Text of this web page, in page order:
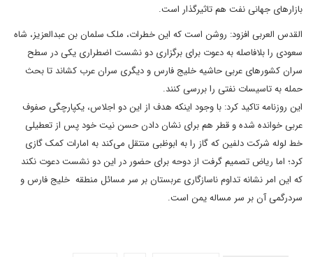
بازارهای جهانی نفت هم تاثیرگذار است.
القدس العربی افزود: روشن است که این خطرات، ملک سلمان بن عبدالعزیز، شاه
سعودی را بلافاصله به دعوت برای برگزاری دو نشست اضطراری یکی در سطح
سران کشورهای عربی حاشیه خلیج فارس و دیگری سران عرب کشاند تا بحث
حمله به تاسیسات نفتی را بررسی کنند.
این روزنامه تاکید کرد: با وجود اینکه هدف از این دو اجلاس، یکپارچگی صفوف
عربی خوانده شده و قطر هم برای نشان دادن حسن نیت خود پس از تعطیلی
خط لوله شرکت دلفین که گاز را به ابوظبی منتقل می‌کند به امارات کمک گازی
کرد؛ اما ریاض تصمیم گرفت از دوحه برای حضور در این دو نشست دعوت نکند
که این امر نشانه تداوم ناسازگاری عربستان بر سر مسائل منطقه خلیج فارس و
سردرگمی آن بر سر مساله یمن است.